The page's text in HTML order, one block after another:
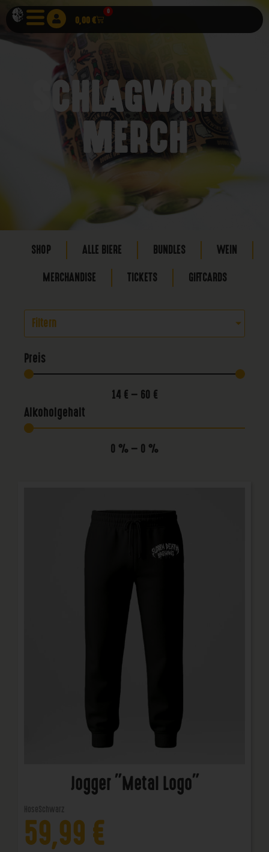
0,00€
0
SCHLAGWORT:
MERCH
SHOP ALLE BIERE BUNDLES WEIN
MERCHANDISE TICKETS GIFTCARDS
Filtern
Preis
14 € — 60 €
Alkoholgehalt
0 % — 0 %
Jogger "Metal Logo"
59,99 €